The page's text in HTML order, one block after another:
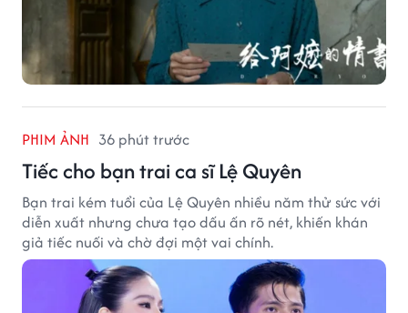
PHIM ẢNH 36 phút trước
Tiếc cho bạn trai ca sĩ Lệ Quyên
Bạn trai kém tuổi của Lệ Quyên nhiều năm thử sức với
diễn xuất nhưng chưa tạo dấu ấn rõ nét, khiến khán
giả tiếc nuối và chờ đợi một vai chính.